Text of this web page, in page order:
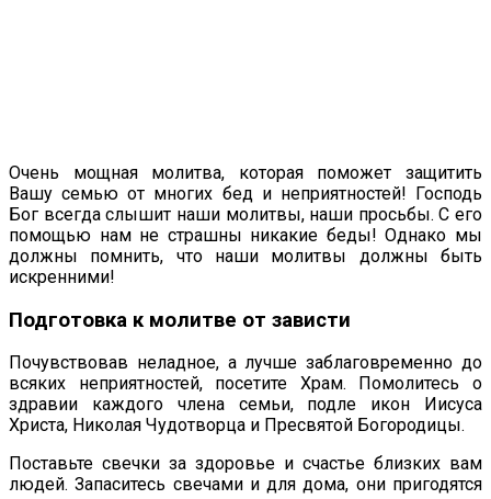
Очень мощная молитва, которая поможет защитить
Вашу семью от многих бед и неприятностей! Господь
Бог всегда слышит наши молитвы, наши просьбы. С его
помощью нам не страшны никакие беды! Однако мы
должны помнить, что наши молитвы должны быть
искренними!
Подготовка к молитве от зависти
Почувствовав неладное, а лучше заблаговременно до
всяких неприятностей, посетите Храм. Помолитесь о
здравии каждого члена семьи, подле икон Иисуса
Христа, Николая Чудотворца и Пресвятой Богородицы.
Поставьте свечки за здоровье и счастье близких вам
людей. Запаситесь свечами и для дома, они пригодятся